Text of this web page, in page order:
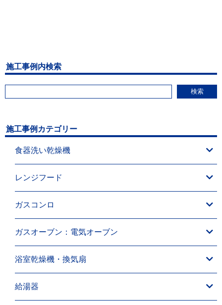
施工事例内検索
検索
施工事例カテゴリー
食器洗い乾燥機
レンジフード
ガスコンロ
ガスオーブン：電気オーブン
浴室乾燥機・換気扇
給湯器